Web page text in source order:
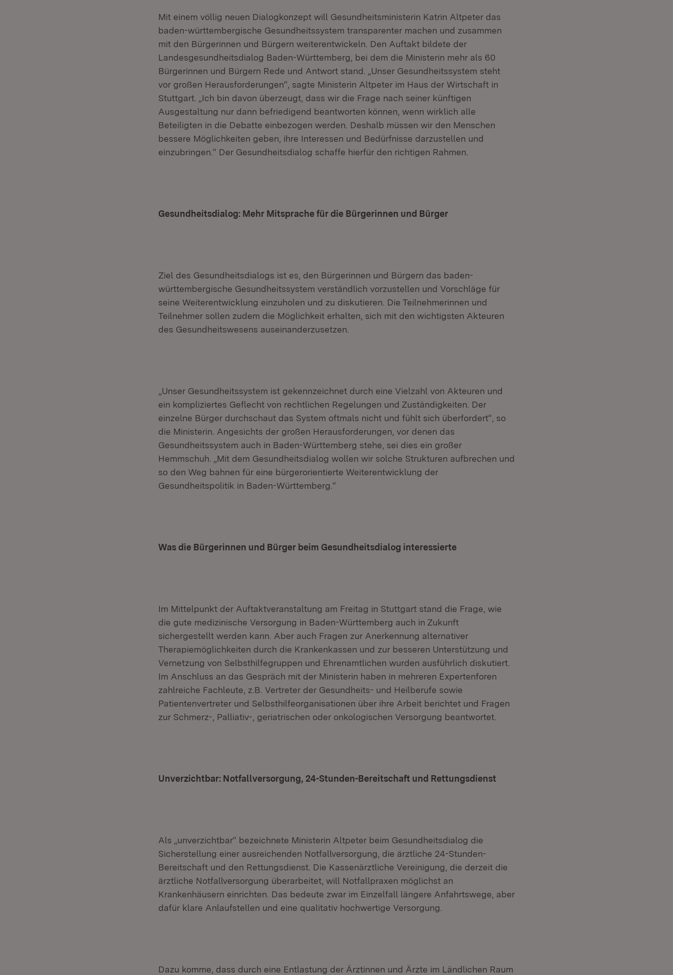
Mit einem völlig neuen Dialogkonzept will Gesundheitsministerin Katrin Altpeter das
baden-württembergische Gesundheitssystem transparenter machen und zusammen
mit den Bürgerinnen und Bürgern weiterentwickeln. Den Auftakt bildete der
Landesgesundheitsdialog Baden-Württemberg, bei dem die Ministerin mehr als 60
Bürgerinnen und Bürgern Rede und Antwort stand. „Unser Gesundheitssystem steht
vor großen Herausforderungen“, sagte Ministerin Altpeter im Haus der Wirtschaft in
Stuttgart. „Ich bin davon überzeugt, dass wir die Frage nach seiner künftigen
Ausgestaltung nur dann befriedigend beantworten können, wenn wirklich alle
Beteiligten in die Debatte einbezogen werden. Deshalb müssen wir den Menschen
bessere Möglichkeiten geben, ihre Interessen und Bedürfnisse darzustellen und
einzubringen.“ Der Gesundheitsdialog schaffe hierfür den richtigen Rahmen.
Gesundheitsdialog: Mehr Mitsprache für die Bürgerinnen und Bürger
Ziel des Gesundheitsdialogs ist es, den Bürgerinnen und Bürgern das baden-
württembergische Gesundheitssystem verständlich vorzustellen und Vorschläge für
seine Weiterentwicklung einzuholen und zu diskutieren. Die Teilnehmerinnen und
Teilnehmer sollen zudem die Möglichkeit erhalten, sich mit den wichtigsten Akteuren
des Gesundheitswesens auseinanderzusetzen.
„Unser Gesundheitssystem ist gekennzeichnet durch eine Vielzahl von Akteuren und
ein kompliziertes Geflecht von rechtlichen Regelungen und Zuständigkeiten. Der
einzelne Bürger durchschaut das System oftmals nicht und fühlt sich überfordert“, so
die Ministerin. Angesichts der großen Herausforderungen, vor denen das
Gesundheitssystem auch in Baden-Württemberg stehe, sei dies ein großer
Hemmschuh. „Mit dem Gesundheitsdialog wollen wir solche Strukturen aufbrechen und
so den Weg bahnen für eine bürgerorientierte Weiterentwicklung der
Gesundheitspolitik in Baden-Württemberg.“
Was die Bürgerinnen und Bürger beim Gesundheitsdialog interessierte
Im Mittelpunkt der Auftaktveranstaltung am Freitag in Stuttgart stand die Frage, wie
die gute medizinische Versorgung in Baden-Württemberg auch in Zukunft
sichergestellt werden kann. Aber auch Fragen zur Anerkennung alternativer
Therapiemöglichkeiten durch die Krankenkassen und zur besseren Unterstützung und
Vernetzung von Selbsthilfegruppen und Ehrenamtlichen wurden ausführlich diskutiert.
Im Anschluss an das Gespräch mit der Ministerin haben in mehreren Expertenforen
zahlreiche Fachleute, z.B. Vertreter der Gesundheits- und Heilberufe sowie
Patientenvertreter und Selbsthilfeorganisationen über ihre Arbeit berichtet und Fragen
zur Schmerz-, Palliativ-, geriatrischen oder onkologischen Versorgung beantwortet.
Unverzichtbar: Notfallversorgung, 24-Stunden-Bereitschaft und Rettungsdienst
Als „unverzichtbar“ bezeichnete Ministerin Altpeter beim Gesundheitsdialog die
Sicherstellung einer ausreichenden Notfallversorgung, die ärztliche 24-Stunden-
Bereitschaft und den Rettungsdienst. Die Kassenärztliche Vereinigung, die derzeit die
ärztliche Notfallversorgung überarbeitet, will Notfallpraxen möglichst an
Krankenhäusern einrichten. Das bedeute zwar im Einzelfall längere Anfahrtswege, aber
dafür klare Anlaufstellen und eine qualitativ hochwertige Versorgung.
Dazu komme, dass durch eine Entlastung der Ärztinnen und Ärzte im Ländlichen Raum